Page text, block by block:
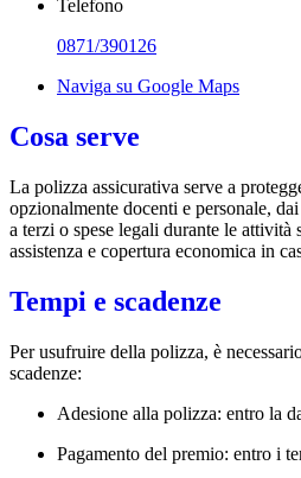
Telefono
0871/390126
Naviga su Google Maps
Cosa serve
La polizza assicurativa serve a
opzionalmente docenti e personale,
a terzi o spese legali durante le attività
assistenza e copertura economica in
Tempi e scadenze
Per usufruire della polizza, è
scadenze:
Adesione alla polizza: entro la
Pagamento del premio: entro i